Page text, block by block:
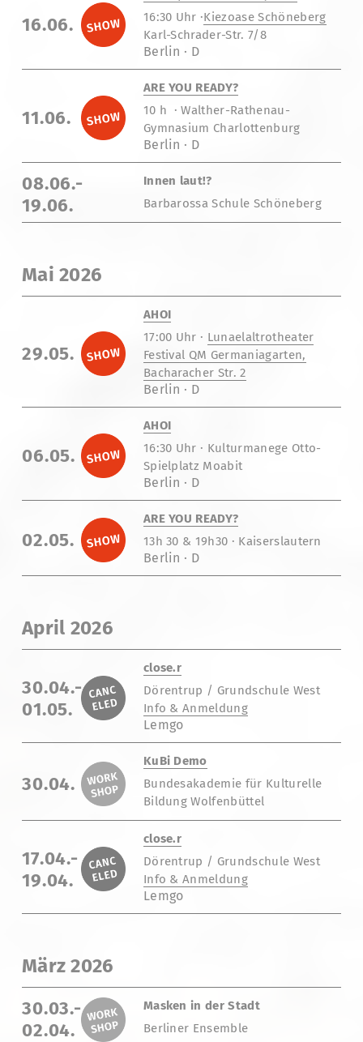
16.06.
16:30 Uhr ·Kiezoase Schöneberg
Karl-Schrader-Str. 7/8
Berlin · D
11.06.
ARE YOU READY?
10 h · Walther-Rathenau-
Gymnasium Charlottenburg
Berlin · D
08.06.-
19.06.
Innen laut!?
Barbarossa Schule Schöneberg
Mai 2026
29.05.
AHOI
17:00 Uhr · Lunaelaltrotheater
Festival QM Germaniagarten,
Bacharacher Str. 2
Berlin · D
06.05.
AHOI
16:30 Uhr · Kulturmanege Otto-
Spielplatz Moabit
Berlin · D
02.05.
ARE YOU READY?
13h 30 & 19h30 · Kaiserslautern
Berlin · D
April 2026
30.04.-
01.05.
close.r
Dörentrup / Grundschule West
Info & Anmeldung
Lemgo
30.04.
KuBi Demo
Bundesakademie für Kulturelle
Bildung Wolfenbüttel
17.04.-
19.04.
close.r
Dörentrup / Grundschule West
Info & Anmeldung
Lemgo
März 2026
30.03.-
02.04.
Masken in der Stadt
Berliner Ensemble